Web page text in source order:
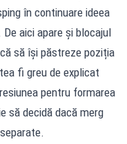
în continuare ideea
aici apare și blocajul
să își păstreze poziția
fi greu de explicat
pentru formarea
să decidă dacă merg